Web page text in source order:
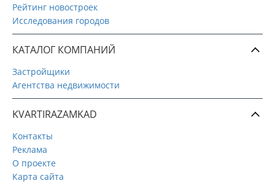
Рейтинг новостроек
Исследования городов
КАТАЛОГ КОМПАНИЙ
Застройщики
Агентства недвижимости
KVARTIRAZAMKAD
Контакты
Реклама
О проекте
Карта сайта